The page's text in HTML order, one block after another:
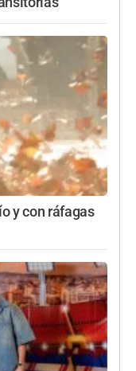
y con ráfagas